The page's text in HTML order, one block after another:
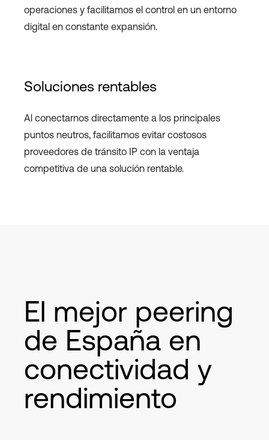
operaciones y facilitamos el control en un entorno
digital en constante expansión.
Soluciones rentables
Al conectarnos directamente a los principales
puntos neutros, facilitamos evitar costosos
proveedores de tránsito IP con la ventaja
competitiva de una solución rentable.
El mejor peering
de España en
conectividad y
rendimiento